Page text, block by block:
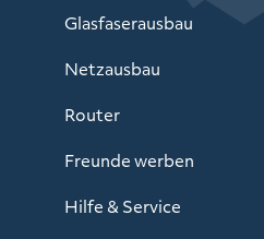
Glasfaserausbau
Netzausbau
Router
Freunde werben
Hilfe & Service